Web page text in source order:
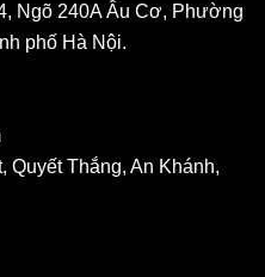
Ngõ 240A Âu Cơ, Phường
phố Hà Nội.
Quyết Thắng, An Khánh,